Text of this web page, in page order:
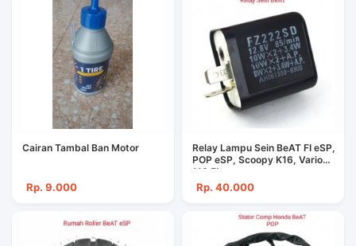
Cairan Tambal Ban Motor
Rp. 9.000
Relay Lampu Sein BeAT FI eSP,
POP eSP, Scoopy K16, Vario
110 FI
Rp. 40.000